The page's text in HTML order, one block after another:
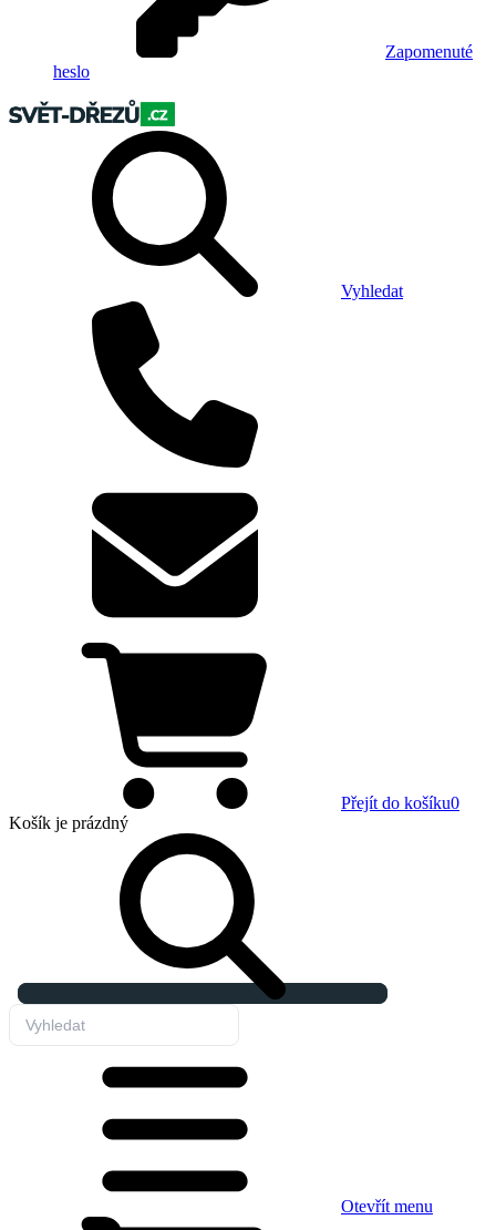
Zapomenuté
heslo
Vyhledat
Přejít do košíku0
Košík je prázdný
Otevřít menu